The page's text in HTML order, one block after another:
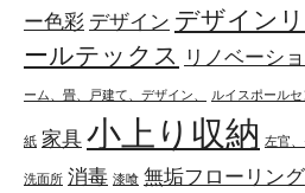
ー色彩 デザイン デザイン
ールテックス
リノベーシ
ーム、畳、戸建て、デザイン、 ルイスポールセ
紙 家具 小上り収納 左官
洗面所 消毒 漆喰 無垢フローリング